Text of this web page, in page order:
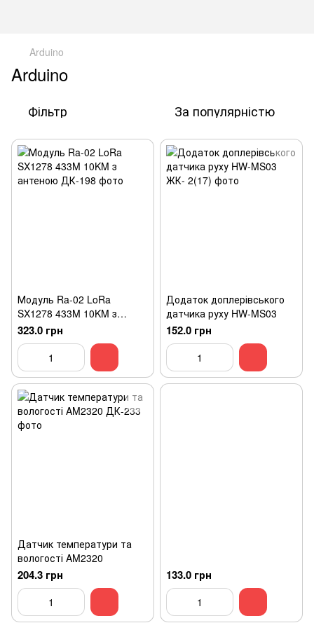
Arduino
Arduino
Фільтр За популярністю
Модуль Ra-02 LoRa
SX1278 433M 10KM з
антеною
323.0 грн
Додаток доплерівського
датчика руху HW-MS03
152.0 грн
Датчик температури та
вологості AM2320
204.3 грн 133.0 грн